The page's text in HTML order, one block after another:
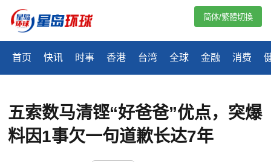
首页 快讯 时事 香港 台湾 全球 金融 消费
简体/繁體切換
五索数马清铿“好爸爸”优点，突爆
料因1事欠一句道歉长达7年